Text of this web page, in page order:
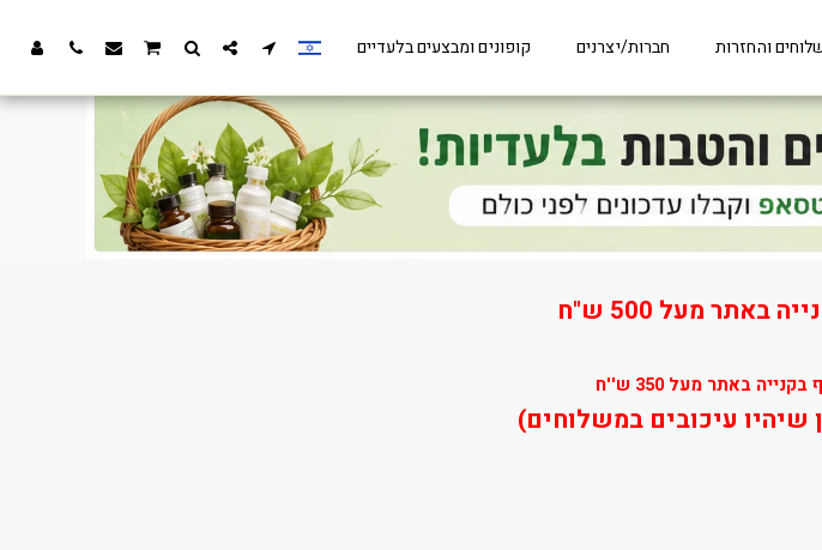
מעל 500 ש"ח
באתר מעל 350 ש''ח
שיהיו עיכובים במשלוחים)
והחזרות חברות/יצרנים קופונים ומבצעים בלעדיים